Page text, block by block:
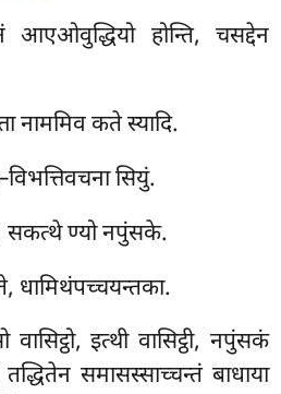
आएओवुद्धियो होन्ति, चसद्देन
नाममिव कते स्यादि.
सियुं.
सकत्थे ण्यो नपुंसके.
धामिथंपच्चयन्तका.
वासिट्ठो, इत्थी वासिट्ठी, नपुंसकं
तद्धितेन समासस्साच्चन्तं बाधाया